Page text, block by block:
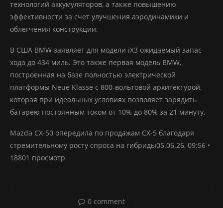
технологий аккумуляторов, а также повышению
эффективности за счет улучшения аэродинамики и
облегчения конструкции.
В США BMW заявляет для модели iX3 ожидаемый запас
хода до 434 миль. Это также первая модель BMW,
построенная на базе полностью электрической
платформы Neue Klasse с 800-вольтовой архитектурой,
которая при идеальных условиях позволяет зарядить
батарею постоянным током от 10% до 80% за 21 минуту.
Mazda CX-50 опередила по продажам CX-5 благодаря
стремительному росту спроса на гибриды05.06.26, 09:56 •
18801 просмотр
0 comment